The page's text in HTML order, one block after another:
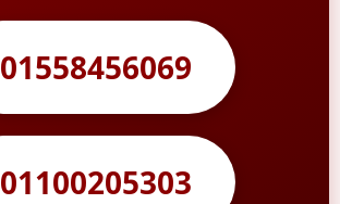
01558456069
01100205303